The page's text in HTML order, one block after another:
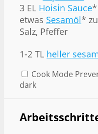
3 EL Hoisin Sauce*
etwas Sesamöl*
Salz, Pfeffer
1-2 TL heller
Cook Mode
dark